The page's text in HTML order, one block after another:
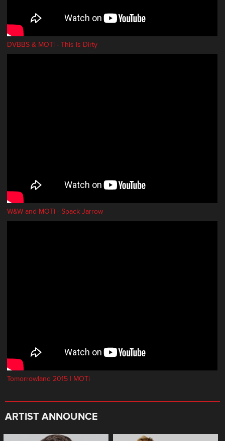
DVBBS & MOTi - This Is Dirty
W&W and MOTi - Spack Jarrow
Tomorrowland 2015 | MOTi
ARTIST ANNOUNCE